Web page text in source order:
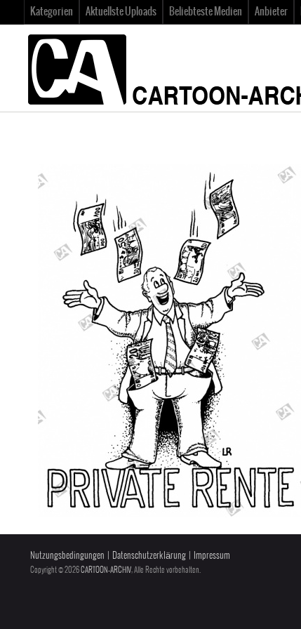
Kategorien Aktuellste Uploads Beliebteste Medien Anbieter
Nutzungsbedingungen Datenschutzerklärung Impressum
Copyright © 2026CARTOON-ARCHIV, Alle Rechte vorbehalten.